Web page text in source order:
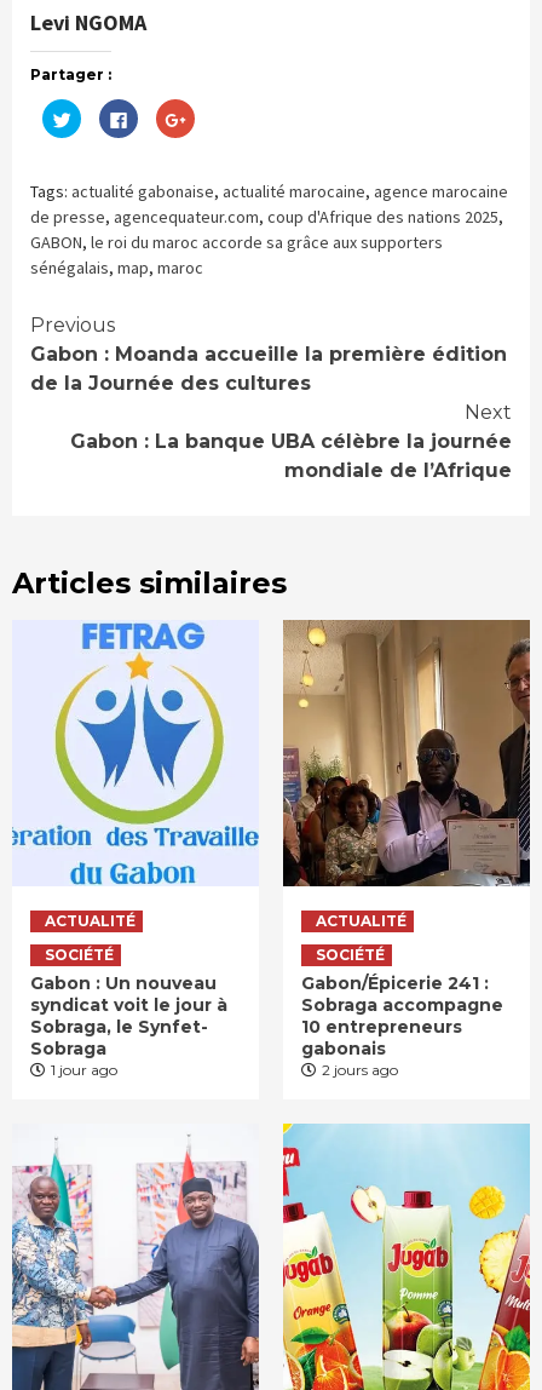
Levi NGOMA
Partager :
Cliquez
pour
partager
dans
une
nouvelle
fenêtre)
Cliquez
pour
partager
dans
une
nouvelle
fenêtre)
Cliquez
pour
(ouvre
dans
une
fenêtre)
Tags: actualité gabonaise, actualité marocaine, agence marocaine
de presse, agencequateur.com, coup d'Afrique des nations 2025,
GABON, le roi du maroc accorde sa grâce aux supporters
sénégalais, map, maroc
Continue
Reading
Previous
Gabon : Moanda accueille la première édition
de la Journée des cultures
Next
Gabon : La banque UBA célèbre la journée
mondiale de l’Afrique
Articles similaires
ACTUALITÉ
SOCIÉTÉ
Gabon : Un nouveau
syndicat voit le jour à
Sobraga, le Synfet-
Sobraga
1 jour ago
ACTUALITÉ
SOCIÉTÉ
Gabon/Épicerie 241 :
Sobraga accompagne
10 entrepreneurs
gabonais
2 jours ago